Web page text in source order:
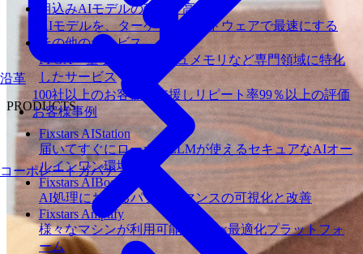
組込みAIモデルの移植・高速化
AIモデルを、ターゲットハードウェアで最速にする
その他のサービス
FPGA・量子・フラッシュメモリなど専門領域に特化
したサービス
PRODUCTS
Fixstars AIStation
届いてすぐにローカルLLMが使えるセキュアなAIオー
ルインワン環境
Fixstars AIBooster
AI処理におけるパフォーマンスの可視化と改善
Fixstars Amplify
様々なマシンが利用可能な量子×最適化プラットフォ
ーム
沿革
100社以上のお客様を支援しリピート率99％以上の評価
お客様事例
コーポレートガバナンス